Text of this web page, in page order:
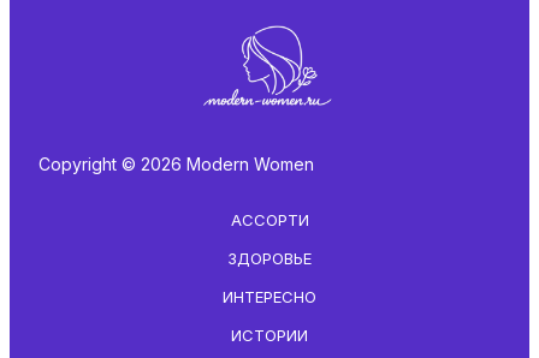
Copyright © 2026 Modern Women
АССОРТИ
ЗДОРОВЬЕ
ИНТЕРЕСНО
ИСТОРИИ